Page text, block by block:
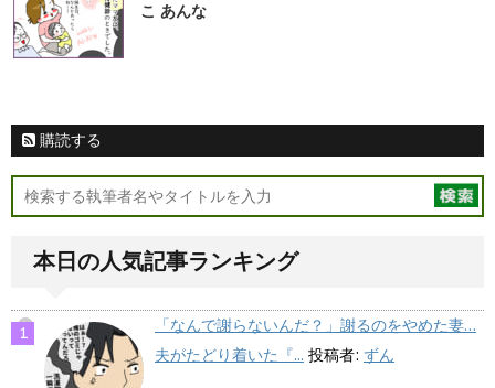
こ あんな
購読する
本日の人気記事ランキング
「なんで謝らないんだ？」謝るのをやめた妻…
夫がたどり着いた『... 投稿者: ずん